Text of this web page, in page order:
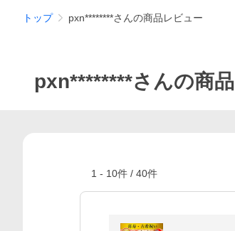
トップ pxn********さんの商品レビュー
pxn********さんの商
1 - 10件 / 40件